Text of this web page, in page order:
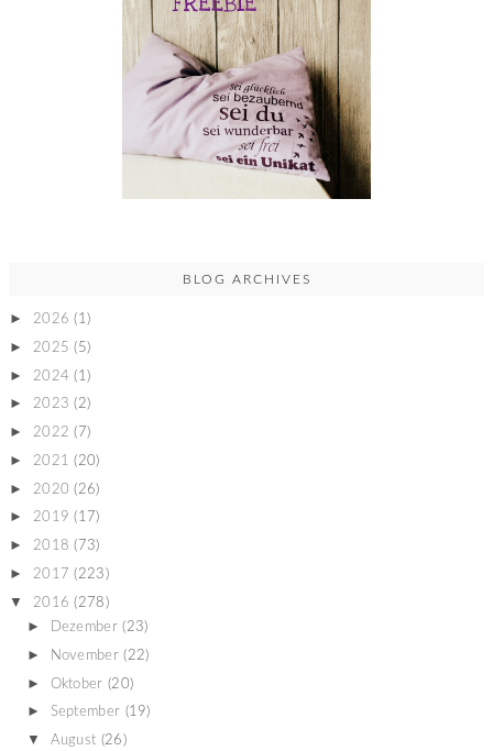
BLOG ARCHIVES
► 2026 (1)
► 2025 (5)
► 2024 (1)
► 2023 (2)
► 2022 (7)
► 2021 (20)
► 2020 (26)
► 2019 (17)
► 2018 (73)
► 2017 (223)
▼ 2016 (278)
► Dezember (23)
► November (22)
► Oktober (20)
► September (19)
▼ August (26)